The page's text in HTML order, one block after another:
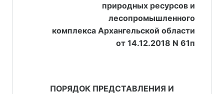
природных ресурсов и
лесопромышленного
комплекса Архангельской области
от 14.12.2018 N 61п
ПОРЯДОК ПРЕДСТАВЛЕНИЯ И